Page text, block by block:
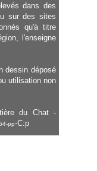
dans des
sur des sites
qu'à titre
l'enseigne
dessin déposé
utilisation non
du Chat -
-C:p